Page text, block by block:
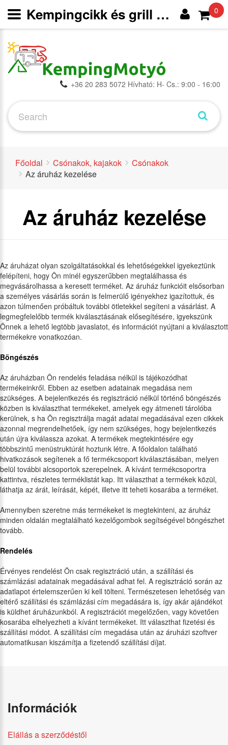
+36 20 283 5072 Hívható: H- Cs.: 9:00 - 16:00
0
Főoldal Csónakok, kajakok
Csónakok
Az áruház kezelése
Az áruház kezelése
Az áruházat olyan szolgáltatásokkal és lehetőségekkel igyekeztünk
felépíteni, hogy Ön minél egyszerűbben megtalálhassa és
megvásárolhassa a keresett terméket. Az áruház funkcióit elsősorban
a személyes vásárlás során is felmerülő igényekhez igazítottuk, és
azon túlmenően próbáltuk további ötletekkel segíteni a vásárlást. A
legmegfelelőbb termék kiválasztásának elősegítésére, igyekszünk
Önnek a lehető legtöbb javaslatot, és információt nyújtani a kiválasztott
termékekre vonatkozóan.
Böngészés
Az áruházban Ön rendelés feladása nélkül is tájékozódhat
termékeinkről. Ebben az esetben adatainak megadása nem
szükséges. A bejelentkezés és regisztráció nélkül történő böngészés
közben is kiválaszthat termékeket, amelyek egy átmeneti tárolóba
kerülnek, s ha Ön regisztrálja magát adatai megadásával ezen cikkek
azonnal megrendelhetőek, így nem szükséges, hogy bejelentkezés
után újra kiválassza azokat. A termékek megtekintésére egy
többszintű menüstruktúrát hoztunk létre. A főoldalon található
hivatkozások segítenek a fő termékcsoport kiválasztásában, melyen
belül további alcsoportok szerepelnek. A kívánt termékcsoportra
kattintva, részletes terméklistát kap. Itt választhat a termékek közül,
láthatja az árát, leírását, képét, illetve itt teheti kosarába a terméket.
Amennyiben szeretne más termékeket is megtekinteni, az áruház
minden oldalán megtalálható kezelőgombok segítségével böngészhet
tovább.
Rendelés
Érvényes rendelést Ön csak regisztráció után, a szállítási és
számlázási adatainak megadásával adhat fel. A regisztráció során az
adatlapot értelemszerűen ki kell tölteni. Természetesen lehetőség van
eltérő szállítási és számlázási cím megadására is, így akár ajándékot
is küldhet áruházunkból. A regisztrációt megelőzően, vagy követően
kosarába elhelyezheti a kívánt termékeket. Itt választhat fizetési és
szállítási módot. A szállítási cím megadása után az áruházi szoftver
automatikusan kiszámítja a fizetendő szállítási díjat.
Információk
Elállás a szerződéstől
Kempingcikk és grill webáruház